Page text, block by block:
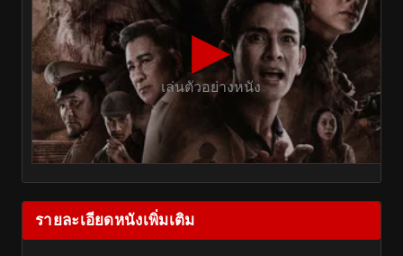
▶
เล่นตัวอย่างหนัง
รายละเอียดหนังเพิ่มเติม